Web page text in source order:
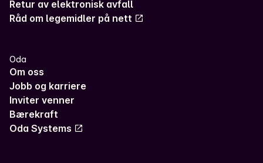
Retur av elektronisk avfall
Råd om legemidler på nett
Oda
Om oss
Jobb og karriere
Inviter venner
Bærekraft
Oda Systems